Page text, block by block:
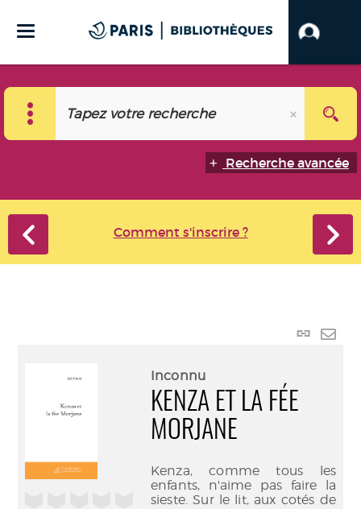
Recherche avancée
Comment s'inscrire ?
Lien
Inconnu
KENZA ET LA FÉE
MORJANE
Kenza, comme tous les
enfants, n'aime pas faire la
sieste. Sur le lit, aux cotés de